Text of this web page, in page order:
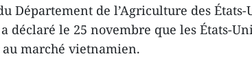
Département de l’Agriculture des États-
déclaré le 25 novembre que les États-
au marché vietnamien.